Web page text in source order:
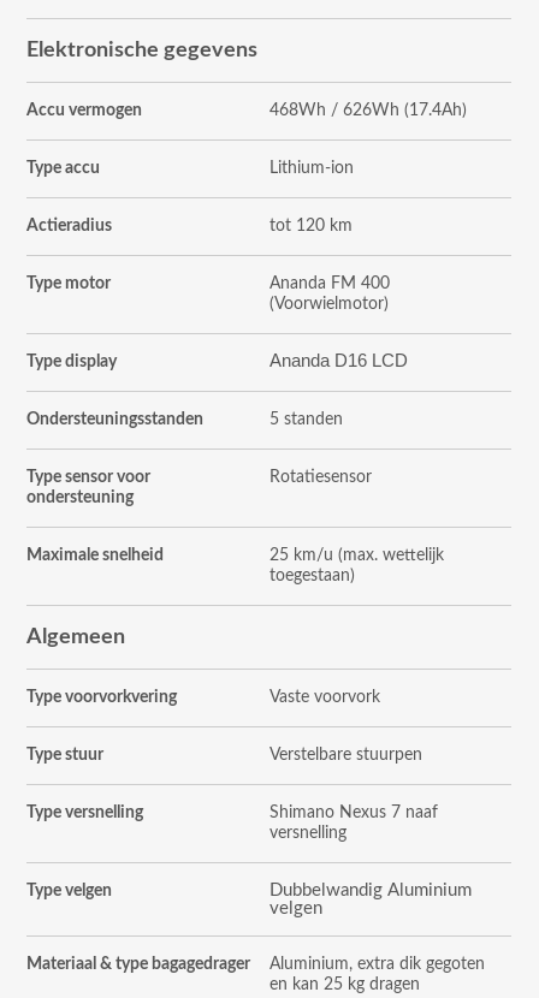
Elektronische gegevens
Accu vermogen 468Wh / 626Wh (17.4Ah)
Type accu Lithium-ion
Actieradius tot 120 km
Type motor
Ananda FM 400
(Voorwielmotor)
Type display Ananda D16 LCD
Ondersteuningsstanden 5 standen
Type sensor voor
ondersteuning
Rotatiesensor
Maximale snelheid
25 km/u (max. wettelijk
toegestaan)
Algemeen
Type voorvorkvering Vaste voorvork
Type stuur Verstelbare stuurpen
Type versnelling
Shimano Nexus 7 naaf
versnelling
Type velgen
Dubbelwandig Aluminium
velgen
Materiaal & type bagagedrager
Aluminium, extra dik gegoten
en kan 25 kg dragen